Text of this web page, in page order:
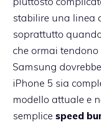
stabilire una linea
soprattutto
che ormai
Samsung
iPhone 5 sia
modello attuale e
semplice speed